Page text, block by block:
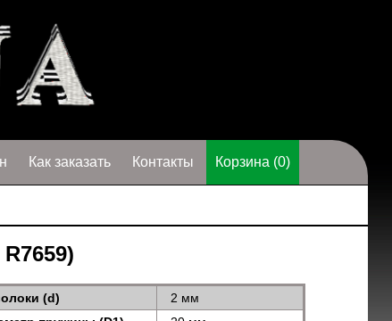
Как заказать Контакты Корзина (0)
(d)
2 мм